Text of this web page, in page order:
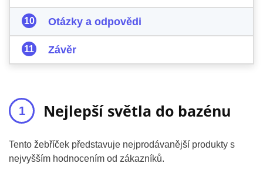
Otázky a odpovědi
Závěr
Nejlepší světla do bazénu
Tento žebříček představuje nejprodávanější produkty s
nejvyšším hodnocením od zákazníků.